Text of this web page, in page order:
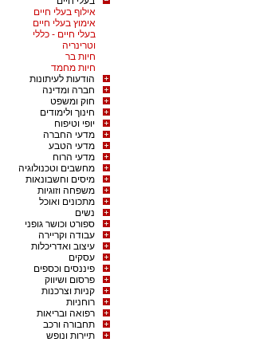
אילוף בעלי חיים
אימוץ בעלי חיים
בעלי חיים - כללי
וטרינריה
חיות בר
חיות מחמד
הודעות לעיתונות
חברה ומדינה
חוק ומשפט
חינוך ולימודים
יופי וטיפוח
מדעי החברה
מדעי הטבע
מדעי הרוח
מחשבים וטכנולוגיה
מיסים וחשבונאות
משפחה וזוגיות
מתכונים ואוכל
נשים
ספורט וכושר גופני
עבודה וקריירה
עיצוב ואדריכלות
עסקים
פיננסים וכספים
פרסום ושיווק
קניות וצרכנות
רוחניות
רפואה ובריאות
תחבורה ורכב
תיירות ונופש